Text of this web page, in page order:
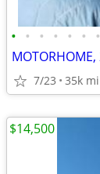
• • • • • • •
7/23 35k mi
$14,500